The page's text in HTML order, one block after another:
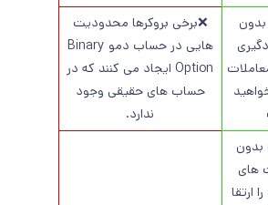
❌برخی بروکرها محدودیت
هایی در حساب دمو Binary
Option ایجاد می کنند که در
حساب های حقیقی وجود
ندارد.
بدون
های
ارتقا